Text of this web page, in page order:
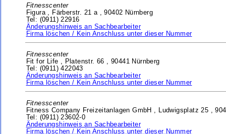
Fitnesscenter
Figura , Färberstr. 21 a ,90402 Nürnberg
Tel: (0911) 22916
Änderungshinweis an Sachbearbeiter
Firma löschen / Kein Anschluss unter dieser Nummer
Fitnesscenter
Fit for Life , Platenstr. 66 , 90441 Nürnberg
Tel: (0911) 422043
Änderungshinweis an Sachbearbeiter
Firma löschen / Kein Anschluss unter dieser Nummer
Fitnesscenter
Fitness Company Freizeitanlagen GmbH , Ludwigsplatz 25 ,
Tel: (0911) 23602-0
Änderungshinweis an Sachbearbeiter
Firma löschen / Kein Anschluss unter dieser Nummer